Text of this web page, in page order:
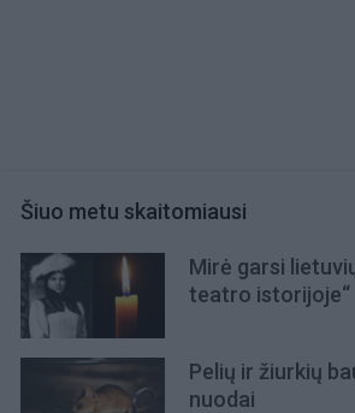
Šiuo metu skaitomiausi
Mirė garsi
teatro istorijoje“
Pelių ir žiurkių
nuodai